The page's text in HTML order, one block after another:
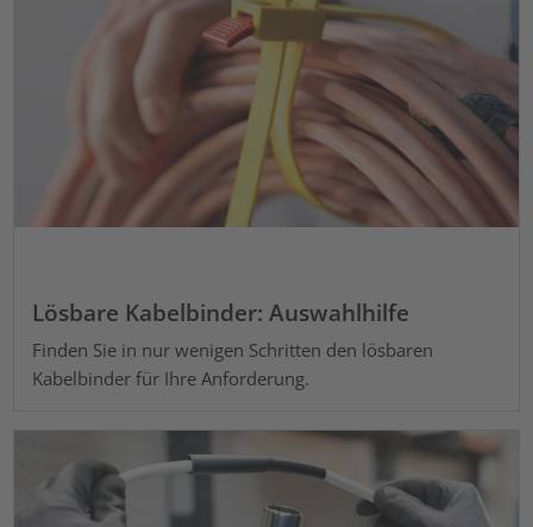
Lösbare Kabelbinder: Auswahlhilfe
Finden Sie in nur wenigen Schritten den lösbaren
Kabelbinder für Ihre Anforderung.